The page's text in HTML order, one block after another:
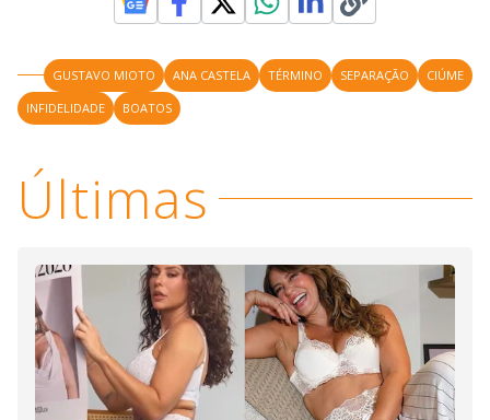
GUSTAVO MIOTO ANA CASTELA TÉRMINO SEPARAÇÃO
CIÚME
INFIDELIDADE
BOATOS
Últimas